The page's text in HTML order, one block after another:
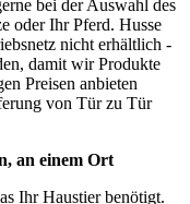
bei der Auswahl des
oder Ihr Pferd. Husse
nicht erhältlich -
damit wir Produkte
Preisen anbieten
von Tür zu Tür
an einem Ort
Ihr Haustier benötigt.